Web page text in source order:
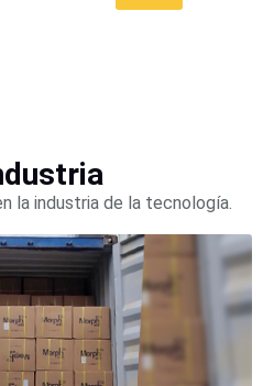
la industria de la tecnología.